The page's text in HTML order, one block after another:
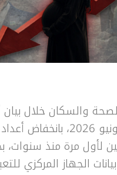
والسكان خلال بيان
اليوم الثلاثاء 2 يونيو 2026،
لأول مرة منذ سنوات،
الجهاز المركزي